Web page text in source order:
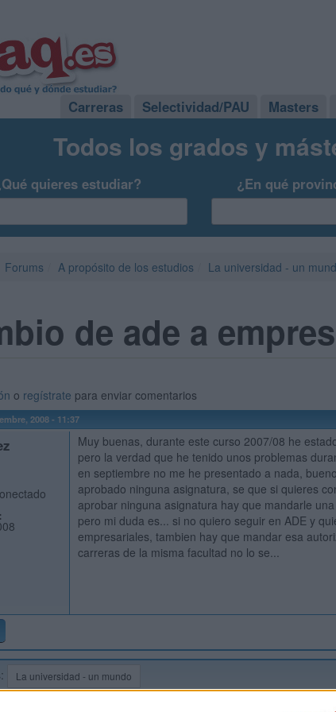
Carreras Selectividad/PAU Masters
Todos los grados y
quieres estudiar? ¿En qué
Forums A propósito de los estudios La universidad - un
de ade a
o regístrate para enviar comentarios
2008 - 11:37
Muy buenas, durante este curso 2007/08 he
pero la verdad que he tenido unos problemas
en septiembre no me he presentado a nada,
aprobado ninguna asignatura, se que si quieres
aprobar ninguna asignatura hay que mandarle
pero mi duda es... si no quiero seguir en ADE y
empresariales, tambien hay que mandar esa
carreras de la misma facultad no lo se...
La universidad - un mundo